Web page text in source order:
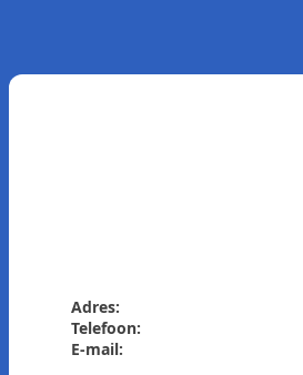
Adres:
Telefoon:
E-mail: